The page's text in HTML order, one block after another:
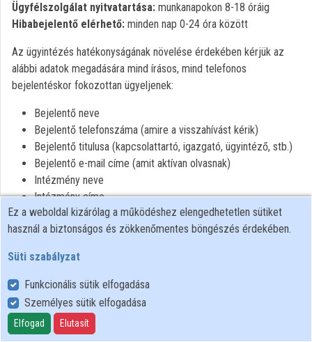
Intézményi listák
Közreműködők
Ügyfélszolgálat nyitvatartása: munkanapokon 8-18 óráig
Hibabejelentő elérhető: minden nap 0-24 óra között
Az ügyintézés hatékonyságának növelése érdekében kérjük az
alábbi adatok megadására mind írásos, mind telefonos
bejelentéskor fokozottan ügyeljenek:
Bejelentő neve
Bejelentő telefonszáma (amire a visszahívást kérik)
Bejelentő titulusa (kapcsolattartó, igazgató, ügyintéző, stb.)
Bejelentő e-mail címe (amit aktívan olvasnak)
Intézmény neve
Intézmény címe
Végpont azonosító (amennyiben ismerik)
Bejelentés oka
Felhasználói szabályzat
Adatkezelési tájékoztató
Süti szabályzat
Ez a weboldal kizárólag a működéshez elengedhetetlen sütiket
használ a biztonságos és zökkenőmentes böngészés érdekében.
Süti szabályzat
Funkcionális sütik elfogadása
Személyes sütik elfogadása
Elfogad Elutasít